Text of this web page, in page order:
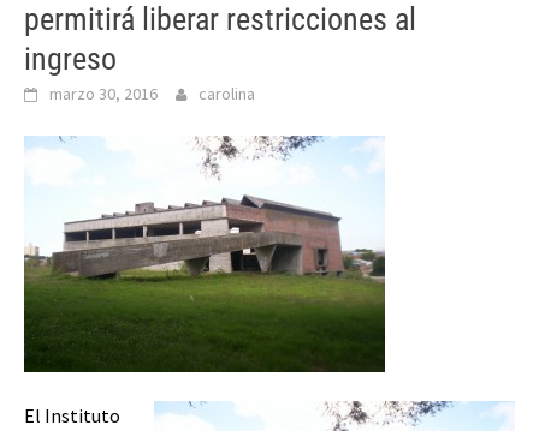
permitirá liberar restricciones al
ingreso
marzo 30, 2016 carolina
El Instituto